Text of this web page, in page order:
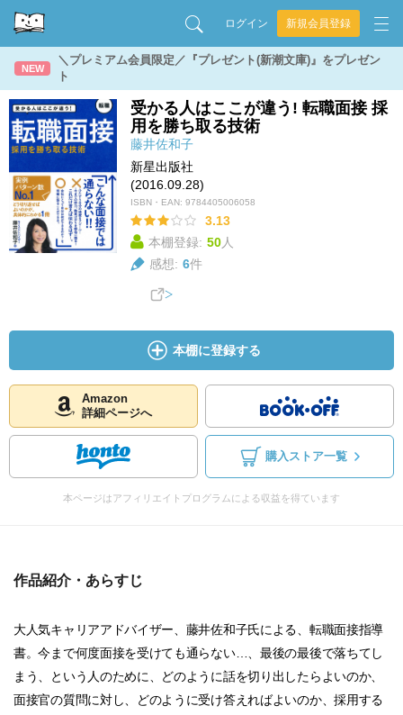
ログイン 新規会員登録
NEW
＼プレミアム会員限定／『プレゼント(新潮文庫)』をプレゼン
ト
受かる人はここが違う! 転職面接 採
用を勝ち取る技術
藤井佐和子
新星出版社
(2016.09.28)
ISBN・EAN: 9784405006058
3.13
本棚登録: 50人
感想: 6件
本棚に登録する
Amazon
詳細ページへ
購入ストア一覧
本ページはアフィリエイトプログラムによる収益を得ています
作品紹介・あらすじ
大人気キャリアアドバイザー、藤井佐和子氏による、転職面接指導
書。今まで何度面接を受けても通らない…、最後の最後で落ちてし
まう、という人のために、どのように話を切り出したらよいのか、
面接官の質問に対し、どのように受け答えればよいのか、採用する